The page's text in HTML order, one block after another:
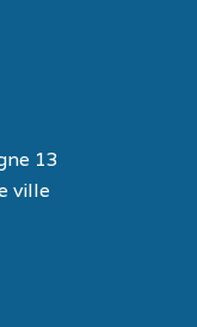
13
ville